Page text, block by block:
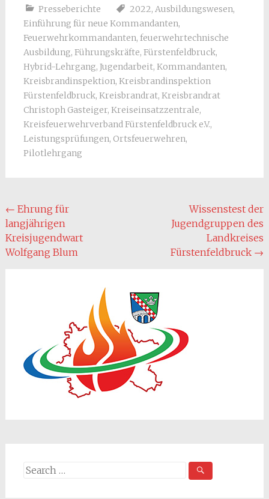
Presseberichte 2022, Ausbildungswesen,
Einführung für neue Kommandanten,
Feuerwehrkommandanten, feuerwehrtechnische
Ausbildung, Führungskräfte, Fürstenfeldbruck,
Hybrid-Lehrgang, Jugendarbeit, Kommandanten,
Kreisbrandinspektion, Kreisbrandinspektion
Fürstenfeldbruck, Kreisbrandrat, Kreisbrandrat
Christoph Gasteiger, Kreiseinsatzzentrale,
Kreisfeuerwehrverband Fürstenfeldbruck e.V.,
Leistungsprüfungen, Ortsfeuerwehren,
Pilotlehrgang
Post
navigation
← Ehrung für
langjährigen
Kreisjugendwart
Wolfgang Blum
Wissenstest der
Jugendgruppen des
Landkreises
Fürstenfeldbruck →
Search